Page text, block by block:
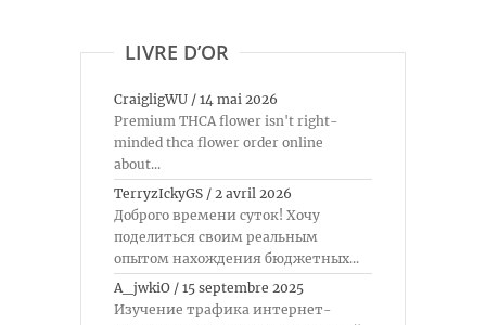
LIVRE D’OR
CraigligWU / 14 mai 2026
Premium THCA flower isn't right-
minded thca flower order online
about...
TerryzIckyGS / 2 avril 2026
Доброго времени суток! Хочу
поделиться своим реальным
опытом нахождения бюджетных...
A_jwkiO / 15 septembre 2025
Изучение трафика интернет-